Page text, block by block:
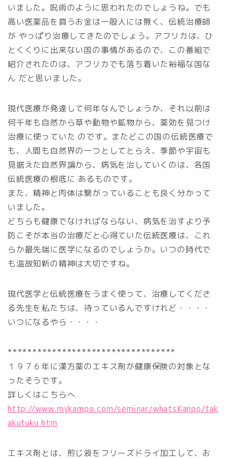
いました。呪術のように思われたのでしょうね。でも
高い医薬品を買うお金は一般人には無く、伝統治療師
が やっぱり治療してきたのでしょう。アフリカは、ひ
とくくりに出来ない国の事情があるので、この番組で
紹介されたのは、アフリカでも落ち着いた裕福な国な
ん だと思いました。
現代医療が発達して何年なんでしょうか、それ以前は
何千年も自然から草や動物や鉱物から、薬効を見つけ
治療に使っていた のです。またどこの国の伝統医療で
も、人間も自然界の一つとしてとらえ、季節や宇宙も
見据えた自然界論から、病気を治していくのは、各国
伝統医療の根底に あるものです。
また、精神と肉体は繋がっていることも良く分かって
いました。
どちらも健康でなければならない、病気を治すより予
防こそが本当の治療だと心得ていた伝統医療は、これ
らか最先端に医学になるのでしょうか。いつの時代で
も温故知新の精神は大切ですね。
現代医学と伝統医療をうまく使って、治療してくださ
る先生を私たちは、待っているんですけれど・・・・
いつになるやら・・・・
**********************************
１９７６年に漢方薬のエキス剤が健康保険の対象とな
ったそうです。
詳しくはこちらへ
http://www.mykampo.com/seminar/whatsKanpo/tak
akutuku.htm
エキス剤とは、煎じ液をフリーズドライ加工して、お